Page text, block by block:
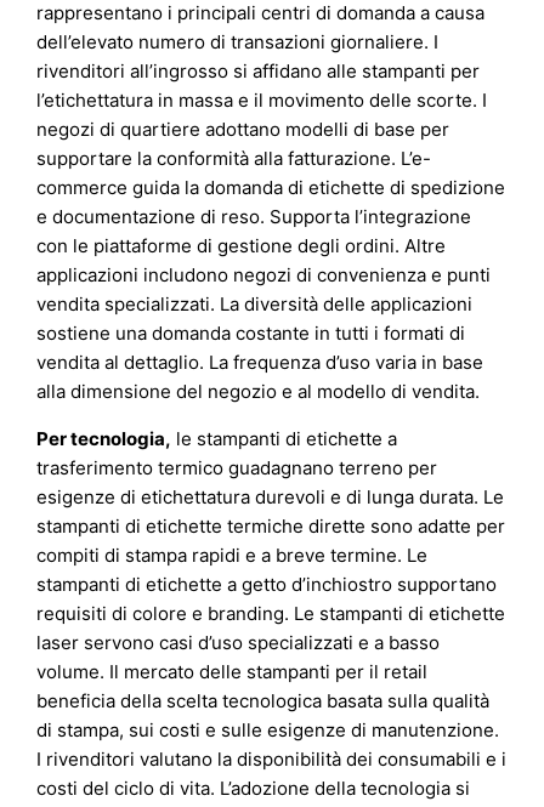
rappresentano i principali centri di domanda a causa
dell’elevato numero di transazioni giornaliere. I
rivenditori all’ingrosso si affidano alle stampanti per
l’etichettatura in massa e il movimento delle scorte. I
negozi di quartiere adottano modelli di base per
supportare la conformità alla fatturazione. L’e-
commerce guida la domanda di etichette di spedizione
e documentazione di reso. Supporta l’integrazione
con le piattaforme di gestione degli ordini. Altre
applicazioni includono negozi di convenienza e punti
vendita specializzati. La diversità delle applicazioni
sostiene una domanda costante in tutti i formati di
vendita al dettaglio. La frequenza d’uso varia in base
alla dimensione del negozio e al modello di vendita.
Per tecnologia, le stampanti di etichette a
trasferimento termico guadagnano terreno per
esigenze di etichettatura durevoli e di lunga durata. Le
stampanti di etichette termiche dirette sono adatte per
compiti di stampa rapidi e a breve termine. Le
stampanti di etichette a getto d’inchiostro supportano
requisiti di colore e branding. Le stampanti di etichette
laser servono casi d’uso specializzati e a basso
volume. Il mercato delle stampanti per il retail
beneficia della scelta tecnologica basata sulla qualità
di stampa, sui costi e sulle esigenze di manutenzione.
I rivenditori valutano la disponibilità dei consumabili e i
costi del ciclo di vita. L’adozione della tecnologia si